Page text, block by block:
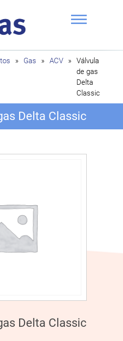
Ragas
» Gas » ACV »
Válvula
de gas
Delta
Classic
Delta Classic
Delta Classic